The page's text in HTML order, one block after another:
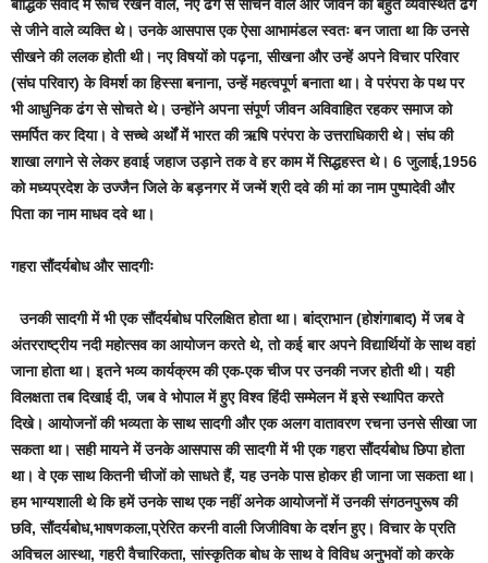
बौद्धिक संवाद में रूचि रखने वाले, नए ढंग से सोचने वाले और जीवन को बहुत व्यवस्थित ढंग
से जीने वाले व्यक्ति थे। उनके आसपास एक ऐसा आभामंडल स्वतः बन जाता था कि उनसे
सीखने की ललक होती थी। नए विषयों को पढ़ना, सीखना और उन्हें अपने विचार परिवार
(संघ परिवार) के विमर्श का हिस्सा बनाना, उन्हें महत्वपूर्ण बनाता था। वे परंपरा के पथ पर
भी आधुनिक ढंग से सोचते थे। उन्होंने अपना संपूर्ण जीवन अविवाहित रहकर समाज को
समर्पित कर दिया। वे सच्चे अर्थों में भारत की ऋषि परंपरा के उत्तराधिकारी थे। संघ की
शाखा लगाने से लेकर हवाई जहाज उड़ाने तक वे हर काम में सिद्धहस्त थे। 6 जुलाई,1956
को मध्यप्रदेश के उज्जैन जिले के बड़नगर में जन्में श्री दवे की मां का नाम पुष्पादेवी और
पिता का नाम माधव दवे था।
गहरा सौंदर्यबोध और सादगीः
उनकी सादगी में भी एक सौंदर्यबोध परिलक्षित होता था। बांद्राभान (होशंगाबाद) में जब वे
अंतरराष्ट्रीय नदी महोत्सव का आयोजन करते थे, तो कई बार अपने विद्यार्थियों के साथ वहां
जाना होता था। इतने भव्य कार्यक्रम की एक-एक चीज पर उनकी नजर होती थी। यही
विलक्षता तब दिखाई दी, जब वे भोपाल में हुए विश्व हिंदी सम्मेलन में इसे स्थापित करते
दिखे। आयोजनों की भव्यता के साथ सादगी और एक अलग वातावरण रचना उनसे सीखा जा
सकता था। सही मायने में उनके आसपास की सादगी में भी एक गहरा सौंदर्यबोध छिपा होता
था। वे एक साथ कितनी चीजों को साधते हैं, यह उनके पास होकर ही जाना जा सकता था।
हम भाग्यशाली थे कि हमें उनके साथ एक नहीं अनेक आयोजनों में उनकी संगठनपुरूष की
छवि, सौंदर्यबोध,भाषणकला,प्रेरित करनी वाली जिजीविषा के दर्शन हुए। विचार के प्रति
अविचल आस्था, गहरी वैचारिकता, सांस्कृतिक बोध के साथ वे विविध अनुभवों को करके